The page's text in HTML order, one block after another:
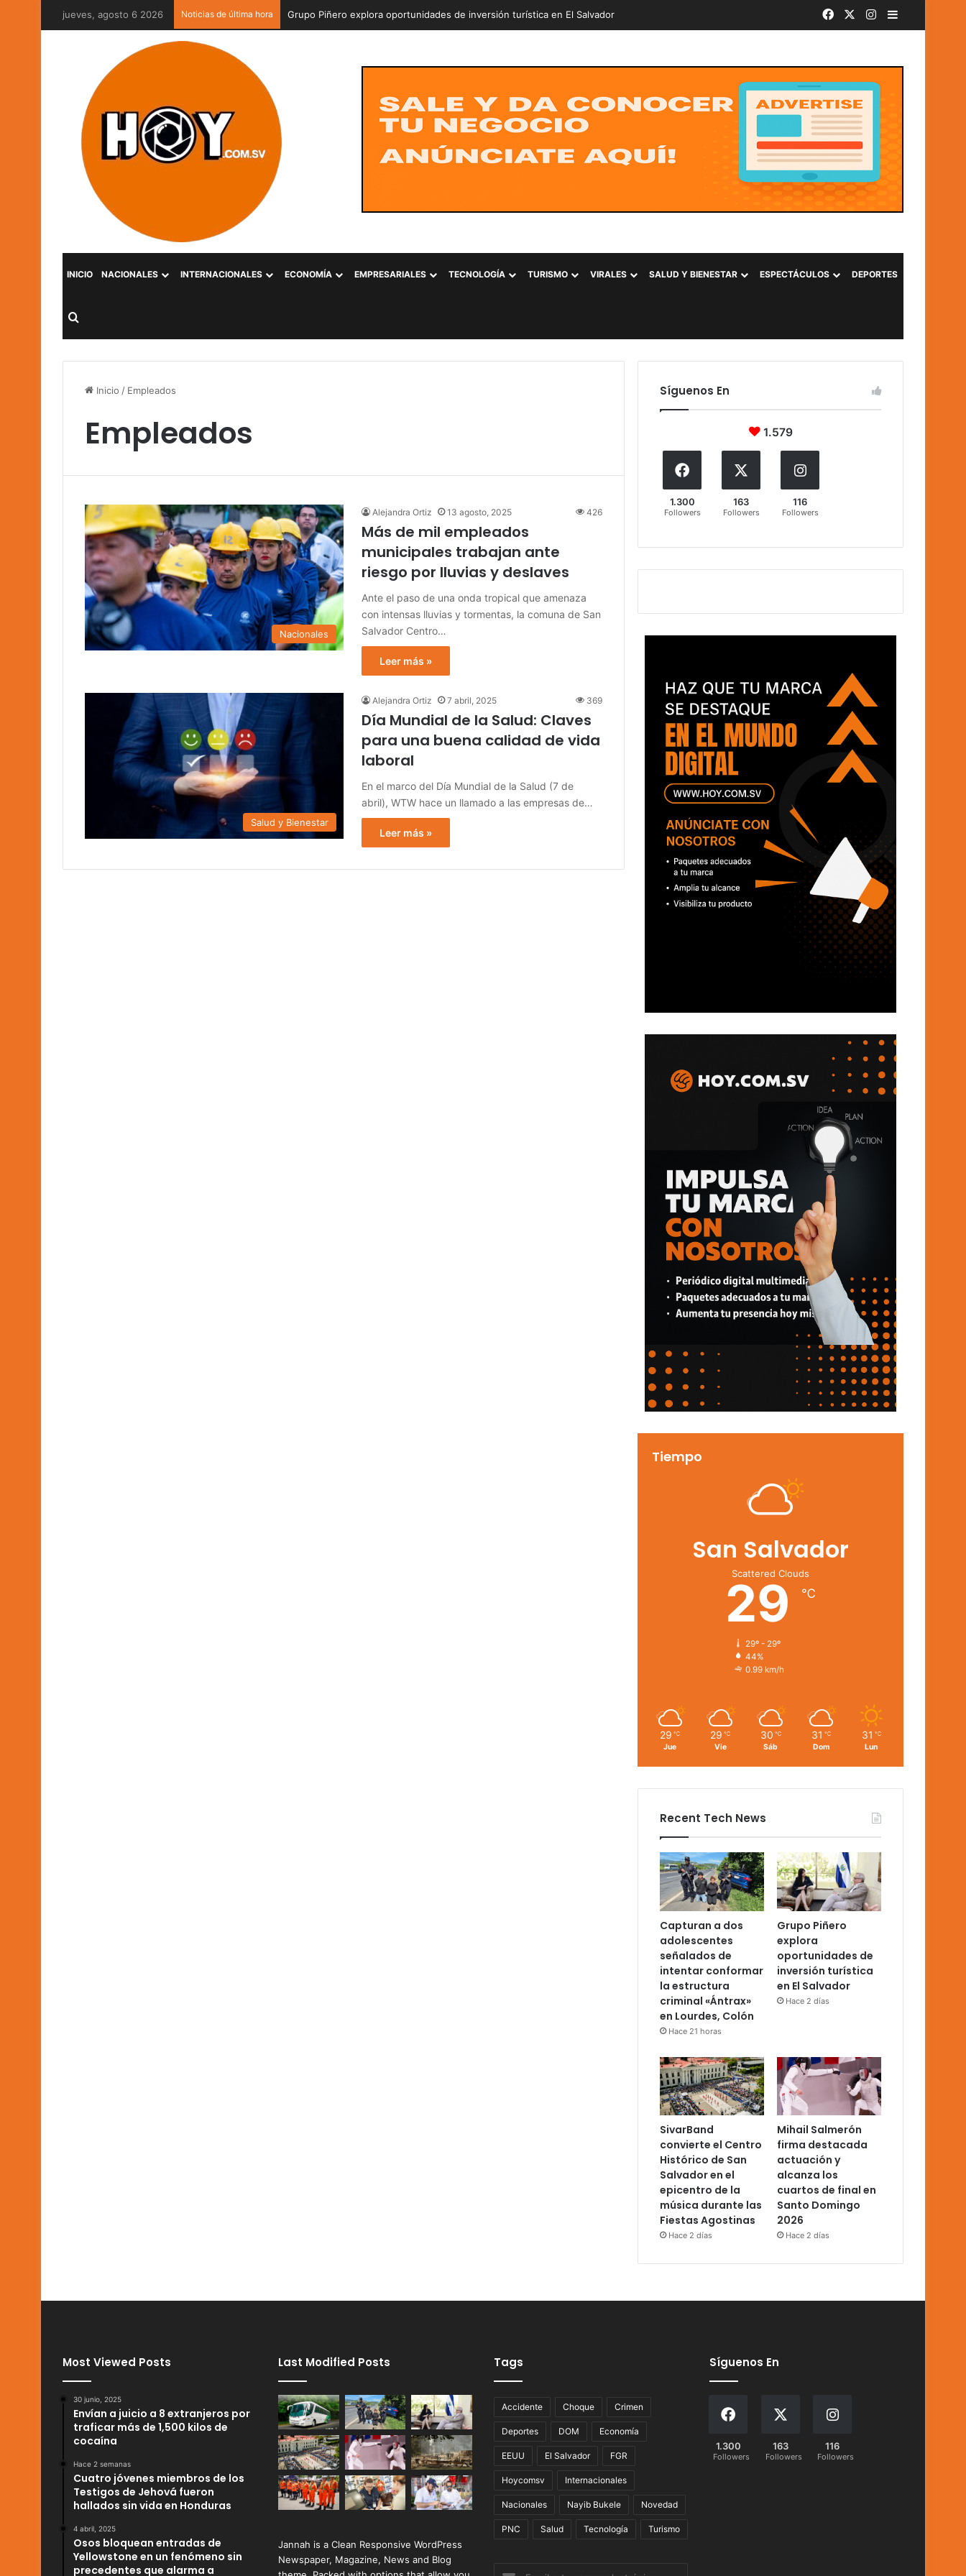
jueves, agosto 6 2026 Noticias de última hora Grupo Piñero explora oportunidades de inversión turística en El Salvador Facebook Instagram
INICIO NACIONALES INTERNACIONALES ECONOMÍA EMPRESARIALES TECNOLOGÍA TURISMO VIRALES SALUD Y BIENESTAR ESPECTÁCULOS DEPORTES
Buscar por
Inicio / Empleados
Empleados
Nacionales
Alejandra Ortiz 13 agosto, 2025 426
Más de mil empleados
municipales trabajan ante
riesgo por lluvias y deslaves
Ante el paso de una onda tropical que amenaza
con intensas lluvias y tormentas, la comuna de San
Salvador Centro…
Leer más »
Salud y Bienestar
Alejandra Ortiz 7 abril, 2025 369
Día Mundial de la Salud: Claves
para una buena calidad de vida
laboral
En el marco del Día Mundial de la Salud (7 de
abril), WTW hace un llamado a las empresas de…
Leer más »
Síguenos En
1.579
1.300
Followers
163
Followers
116
Followers
Tiempo
San Salvador
Scattered Clouds
29 ℃
29º - 29º
44%
0.99 km/h
29 ℃
Jue
29 ℃
Vie
30 ℃
Sáb
31 ℃
Dom
31 ℃
Lun
Recent Tech News
Capturan a dos
adolescentes
señalados de
intentar conformar
la estructura
criminal «Ántrax»
en Lourdes, Colón
Hace 21 horas
Grupo Piñero
explora
oportunidades de
inversión turística
en El Salvador
Hace 2 días
SivarBand
convierte el Centro
Histórico de San
Salvador en el
epicentro de la
música durante las
Fiestas Agostinas
Hace 2 días
Mihail Salmerón
firma destacada
actuación y
alcanza los
cuartos de final en
Santo Domingo
2026
Hace 2 días
Most Viewed Posts
30 junio, 2025
Envían a juicio a 8 extranjeros por
traficar más de 1,500 kilos de
cocaína
Hace 2 semanas
Cuatro jóvenes miembros de los
Testigos de Jehová fueron
hallados sin vida en Honduras
4 abril, 2025
Osos bloquean entradas de
Yellowstone en un fenómeno sin
precedentes que alarma a
Last Modified Posts
Jannah is a Clean Responsive WordPress
Newspaper, Magazine, News and Blog
Tags
Accidente Choque Crimen
Deportes DOM Economía
EEUU El Salvador FGR
Hoycomsv Internacionales
Nacionales Nayib Bukele Novedad
PNC Salud Tecnología Turismo
Escribe
Síguenos En
1.300
Followers
163
Followers
116
Followers